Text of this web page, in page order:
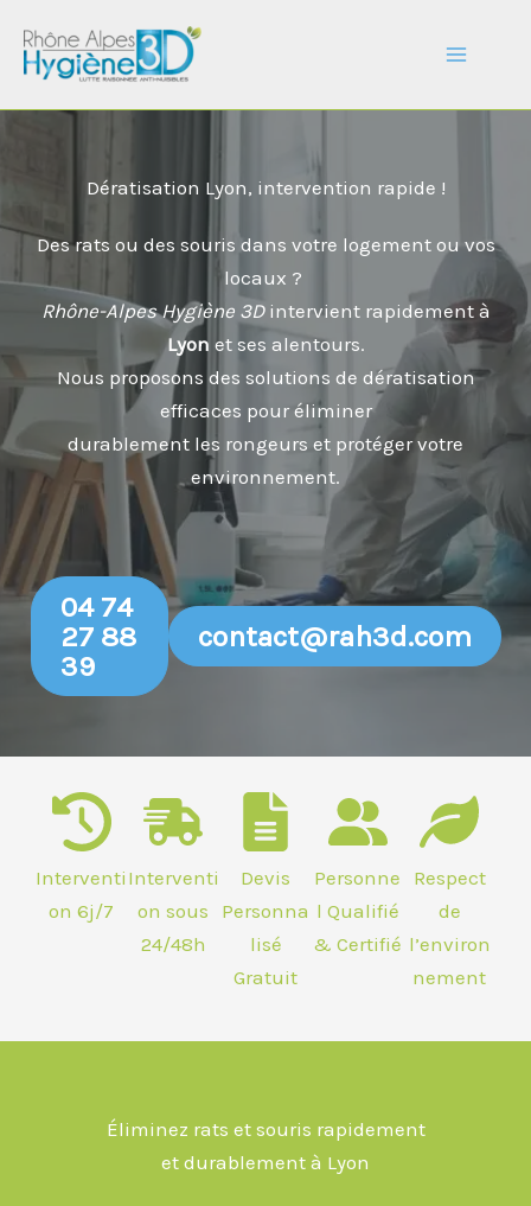
contenu
Dératisation Lyon, intervention rapide !
Des rats ou des souris dans votre logement ou vos
locaux ?
Rhône-Alpes Hygiène 3Dintervient rapidement à
Lyon et ses alentours.
Nous proposons des solutions de dératisation
efficaces pour éliminer
durablement les rongeurs et protéger votre
environnement.
04 74
27 88
39
contact@rah3d.com
Interventi
on 6j/7
Interventi
on sous
24/48h
Devis
Personna
lisé
Gratuit
Personne
l Qualifié
& Certifié
Respect
de
l’environ
nement
Éliminez rats et souris rapidement
et durablement à Lyon